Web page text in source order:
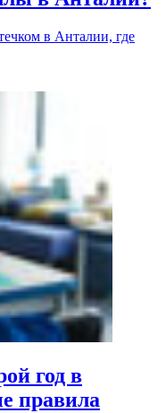
в Анталии, где
год в
правила